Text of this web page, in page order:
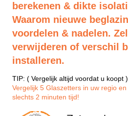
berekenen & dikte
Waarom nieuwe
voordelen & nadelen.
verwijderen of verschil
installeren.
TIP: ( Vergelijk altijd voordat u koopt
Vergelijk 5 Glaszetters in uw regio
slechts 2 minuten tijd!